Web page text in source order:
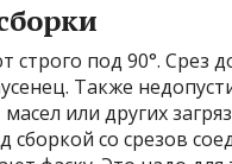
строго под 90°. Срез
Также
масел или других
сборкой со срезов